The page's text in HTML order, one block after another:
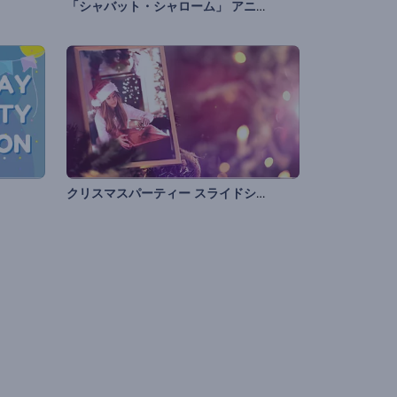
「シャバット・シャローム」 アニメーション
クリスマスパーティー スライドショー